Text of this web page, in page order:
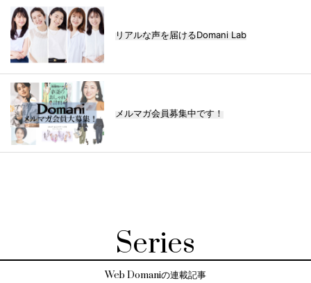
リアルな声を届けるDomani Lab
メルマガ会員募集中です！
Series
Web Domaniの連載記事